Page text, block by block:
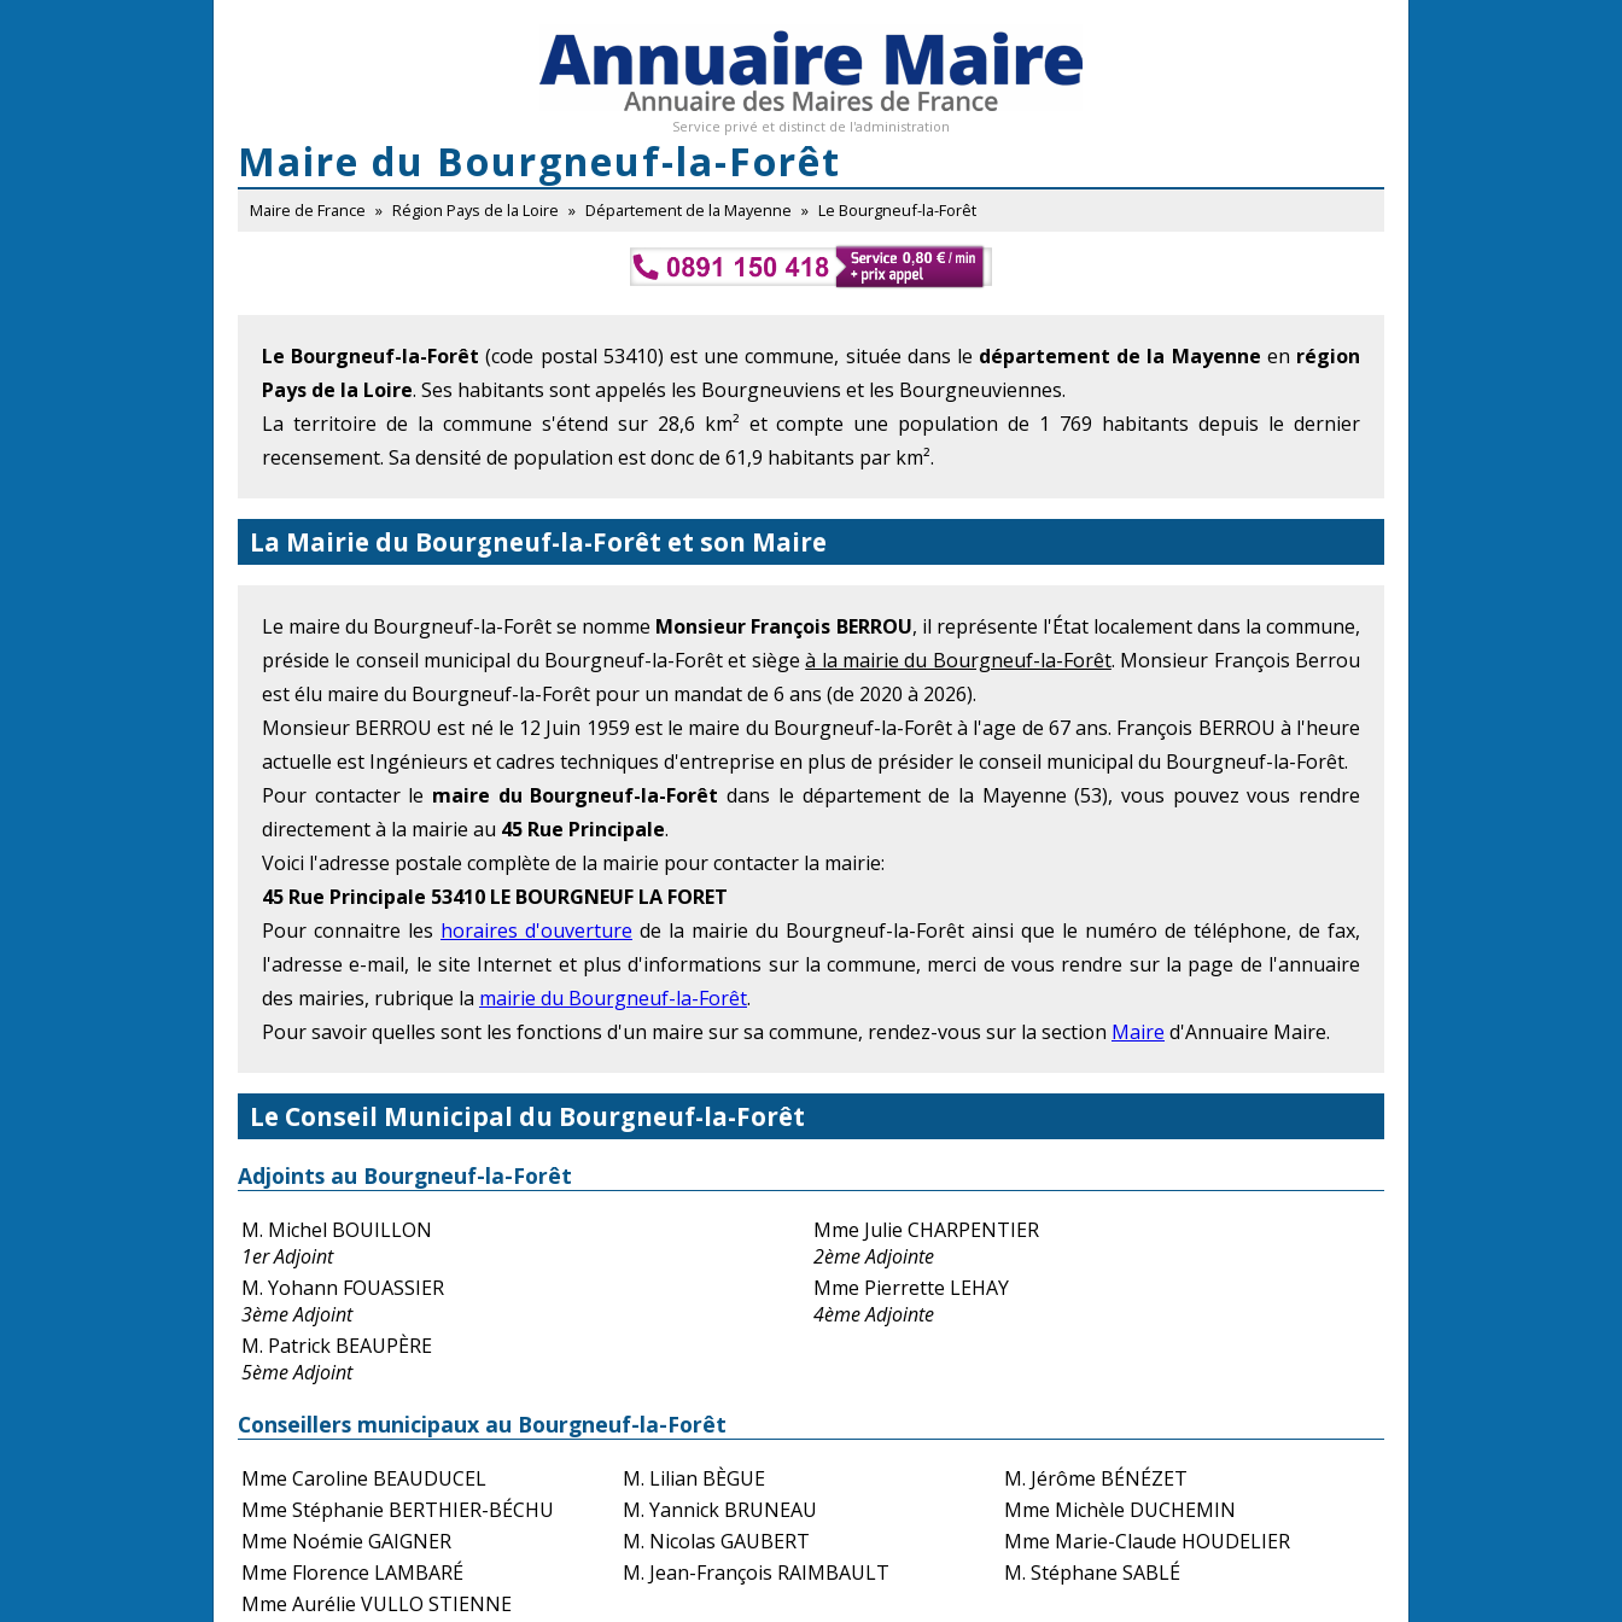
Service privé et distinct de l'administration
Maire du Bourgneuf-la-Forêt
Maire de France » Région Pays de la Loire » Département de la Mayenne » Le Bourgneuf-la-Forêt
Le Bourgneuf-la-Forêt (code postal 53410) est une commune, située dans le département de la Mayenne en région
Pays de la Loire. Ses habitants sont appelés les Bourgneuviens et les Bourgneuviennes.
La territoire de la commune s'étend sur 28,6 km² et compte une population de 1 769 habitants depuis le dernier
recensement. Sa densité de population est donc de 61,9 habitants par km².
La Mairie du Bourgneuf-la-Forêt et son Maire
Le maire du Bourgneuf-la-Forêt se nomme Monsieur François BERROU, il représente l'État localement dans la commune,
préside le conseil municipal du Bourgneuf-la-Forêt et siègeà la mairie du Bourgneuf-la-Forêt. Monsieur François Berrou
est élu maire du Bourgneuf-la-Forêt pour un mandat de 6 ans (de 2020 à 2026).
Monsieur BERROU est né le 12 Juin 1959 est le maire du Bourgneuf-la-Forêt à l'age de 67 ans. François BERROU à l'heure
actuelle est Ingénieurs et cadres techniques d'entreprise en plus de présider le conseil municipal du Bourgneuf-la-Forêt.
Pour contacter le maire du Bourgneuf-la-Forêt dans le département de la Mayenne (53), vous pouvez vous rendre
directement à la mairie au 45 Rue Principale.
Voici l'adresse postale complète de la mairie pour contacter la mairie:
45 Rue Principale 53410 LE BOURGNEUF LA FORET
Pour connaitre les horaires d'ouverture de la mairie du Bourgneuf-la-Forêt ainsi que le numéro de téléphone, de fax,
l'adresse e-mail, le site Internet et plus d'informations sur la commune, merci de vous rendre sur la page de l'annuaire
des mairies, rubrique la mairie du Bourgneuf-la-Forêt.
Pour savoir quelles sont les fonctions d'un maire sur sa commune, rendez-vous sur la section Maire d'Annuaire Maire.
Le Conseil Municipal du Bourgneuf-la-Forêt
Adjoints au Bourgneuf-la-Forêt
M. Michel BOUILLON
1er Adjoint
Mme Julie CHARPENTIER
2ème Adjointe
M. Yohann FOUASSIER
3ème Adjoint
Mme Pierrette LEHAY
4ème Adjointe
M. Patrick BEAUPÈRE
5ème Adjoint
Conseillers municipaux au Bourgneuf-la-Forêt
Mme Caroline BEAUDUCEL M. Lilian BÈGUE
M. Jérôme BÉNÉZET
Mme Stéphanie BERTHIER-BÉCHU
M. Yannick BRUNEAU
Mme Michèle DUCHEMIN
Mme Noémie GAIGNER
M. Nicolas GAUBERT
Mme Marie-Claude HOUDELIER
Mme Florence LAMBARÉ
M. Jean-François RAIMBAULT
M. Stéphane SABLÉ
Mme Aurélie VULLO STIENNE